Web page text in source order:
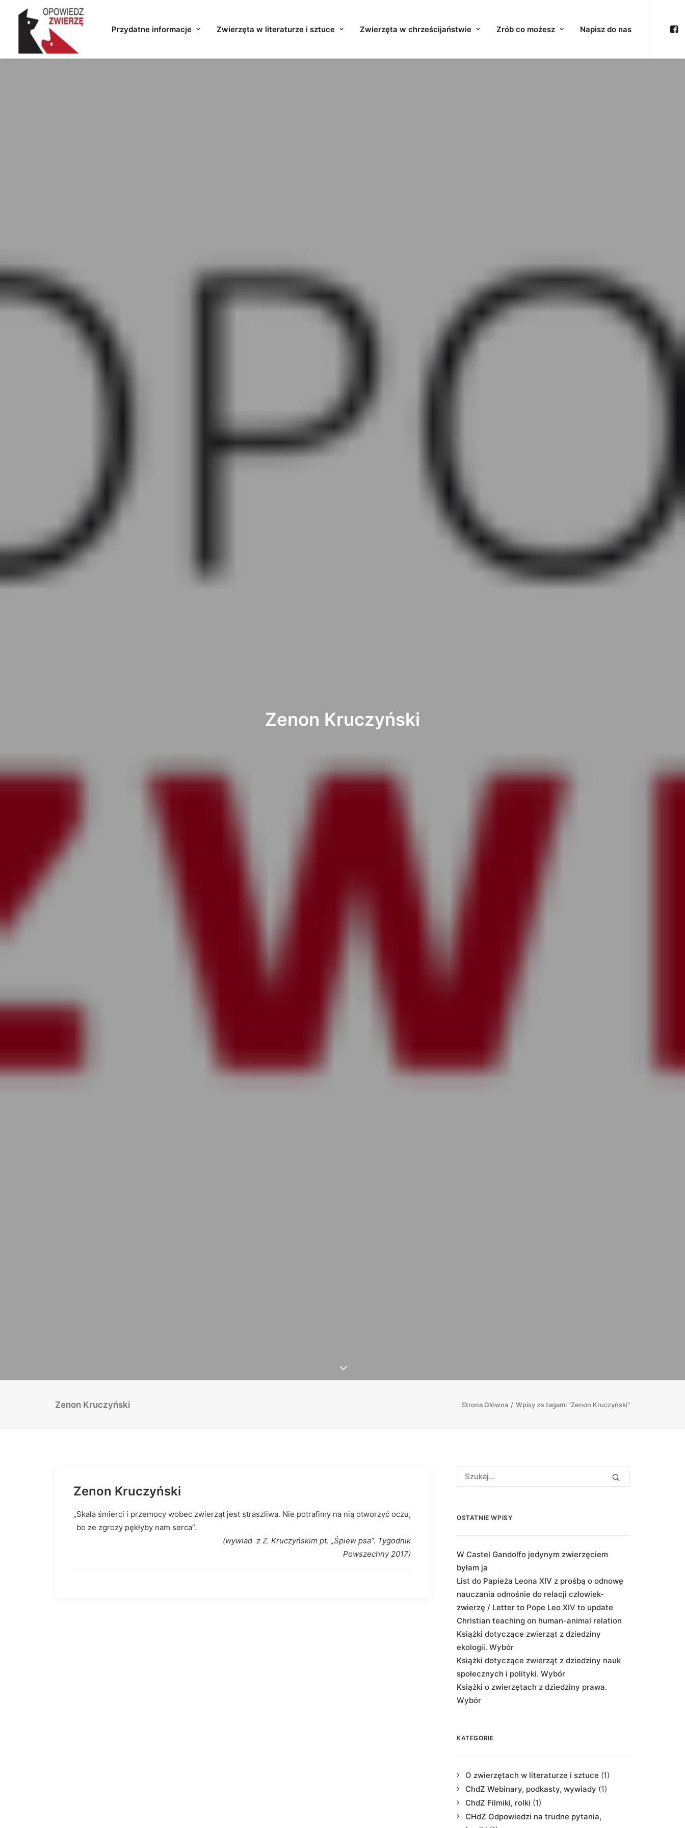
Przydatne informacje Zwierzęta w literaturze i sztuce Zwierzęta w chrześcijaństwie Zrób co możesz Napisz do nas
Zenon Kruczyński
Zenon Kruczyński Strona Główna Wpisy ze tagami "Zenon Kruczyński"
Zenon Kruczyński
„Skala śmierci i przemocy wobec zwierząt jest straszliwa. Nie potrafimy na nią otworzyć oczu,
bo ze zgrozy pękłyby nam serca”.
(wywiad z Z. Kruczyńskim pt. „Śpiew psa”. Tygodnik
Powszechny 2017)
OSTATNIE WPISY
W Castel Gandolfo jedynym zwierzęciem
byłam ja
List do Papieża Leona XIV z prośbą o odnowę
nauczania odnośnie do relacji człowiek-
zwierzę / Letter to Pope Leo XIV to update
Christian teaching on human-animal relation
Książki dotyczące zwierząt z dziedziny
ekologii. Wybór
Książki dotyczące zwierząt z dziedziny nauk
społecznych i polityki. Wybór
Książki o zwierzętach z dziedziny prawa.
Wybór
KATEGORIE
O zwierzętach w literaturze i sztuce (1)
ChdZ Webinary, podkasty, wywiady (1)
ChdZ Filmiki, rolki (1)
CHdZ Odpowiedzi na trudne pytania,